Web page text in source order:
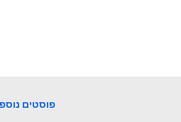
רותניה ופודוליה), שהיה הגוף
פוסטים